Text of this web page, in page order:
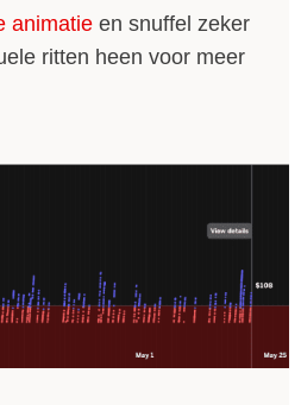
animatie en snuffel zeker
ritten heen voor meer